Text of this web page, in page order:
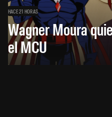
HACE 21 HORAS
Wagner Moura
el MCU